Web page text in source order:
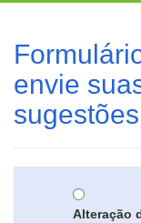
envie
sugestões
Alteração